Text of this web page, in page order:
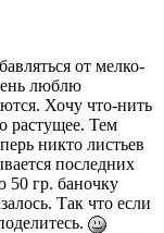
от мелко-
люблю
Хочу что-нить
растущее. Тем
никто листьев
последних
50 гр. баночку
Так что если